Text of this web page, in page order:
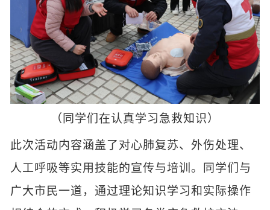
（同学们在认真学习急救知识）
此次活动内容涵盖了对心肺复苏、外伤处理、
人工呼吸等实用技能的宣传与培训。同学们与
广大市民一道，通过理论知识学习和实际操作